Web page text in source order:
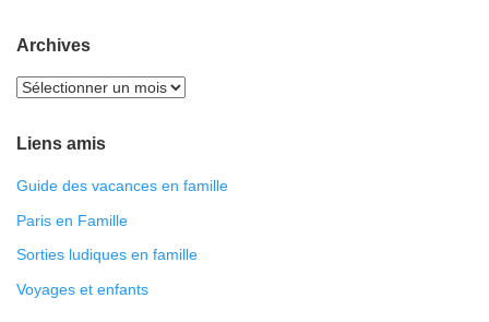
Archives
Liens amis
Guide des vacances en famille
Paris en Famille
Sorties ludiques en famille
Voyages et enfants